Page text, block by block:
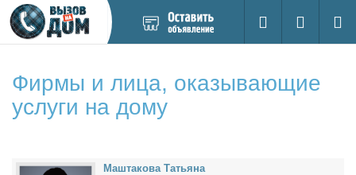
новое
Поиск
Вход на
Фирмы и лица, оказывающие
услуги на дому
Ма­шта­ко­ва Та­тья­на